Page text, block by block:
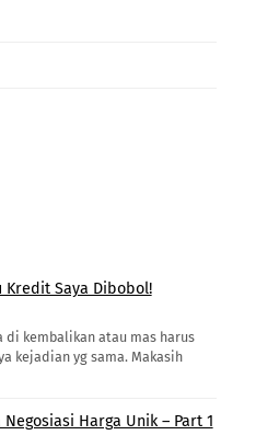
Kredit Saya Dibobol!
kembalikan atau mas harus
kejadian yg sama. Makasih
Negosiasi Harga Unik – Part 1